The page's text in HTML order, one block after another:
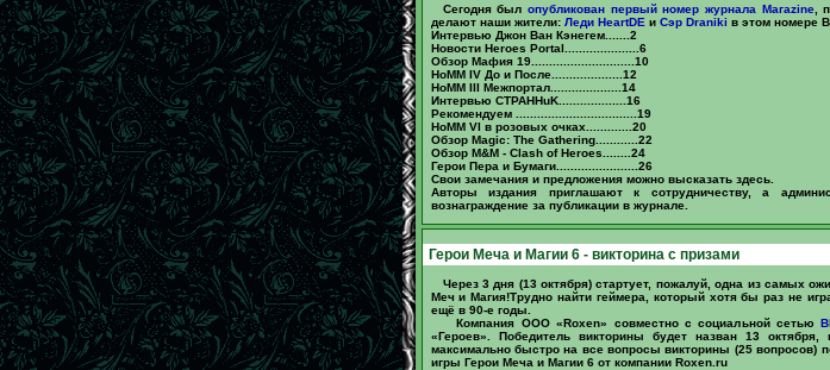
Сегодня был опубликован первый номер журнала Магazine,
делают наши жители: Леди HeartDE и Сэр Draniki в этом номере
Интервью Джон Ван Кэнегем.......2
Новости Heroes Portal.....................6
Обзор Мафия 19.............................10
HoMM IV До и После....................12
HoMM III Межпортал....................14
Интервью CTPAHHuK...................16
Рекомендуем ..................................19
HoMM VI в розовых очках.............20
Обзор Magic: The Gathering............22
Обзор M&M - Clash of Heroes........24
Герои Пера и Бумаги.......................26
Свои замечания и предложения можно высказать здесь.
Авторы издания приглашают к сотрудничеству, а
вознаграждение за публикации в журнале.
Герои Меча и Магии 6 - викторина с призами
Через 3 дня (13 октября) стартует, пожалуй, одна из самых
Меч и Магия!Трудно найти геймера, который хотя бы раз не
ещё в 90-е годы.
Компания ООО «Roxen» совместно с социальной сетью
«Героев». Победитель викторины будет назван 13
максимально быстро на все вопросы викторины (25 вопросов)
игры Герои Меча и Магии 6 от компании Roxen.ru